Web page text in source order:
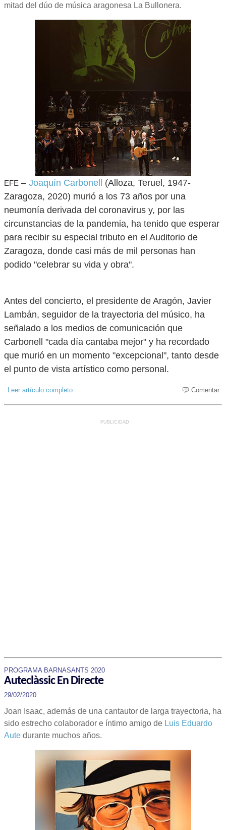
mitad del dúo de música aragonesa La Bullonera.
EFE – Joaquín Carbonell
(Alloza, Teruel, 1947-
Zaragoza, 2020) murió a los 73 años por una
neumonía derivada del coronavirus y, por las
circunstancias de la pandemia, ha tenido que esperar
para recibir su especial tributo en el Auditorio de
Zaragoza, donde casi más de mil personas han
podido "celebrar su vida y obra".
Antes del concierto, el presidente de Aragón, Javier
Lambán, seguidor de la trayectoria del músico, ha
señalado a los medios de comunicación que
Carbonell "cada día cantaba mejor" y ha recordado
que murió en un momento "excepcional", tanto desde
el punto de vista artístico como personal.
Leer artículo completo Comentar
PUBLICIDAD
PROGRAMA BARNASANTS 2020
Auteclàssic En Directe
29/02/2020
Joan Isaac, además de una cantautor de larga trayectoria, ha
sido estrecho colaborador e íntimo amigo de Luis Eduardo
Aute durante muchos años.